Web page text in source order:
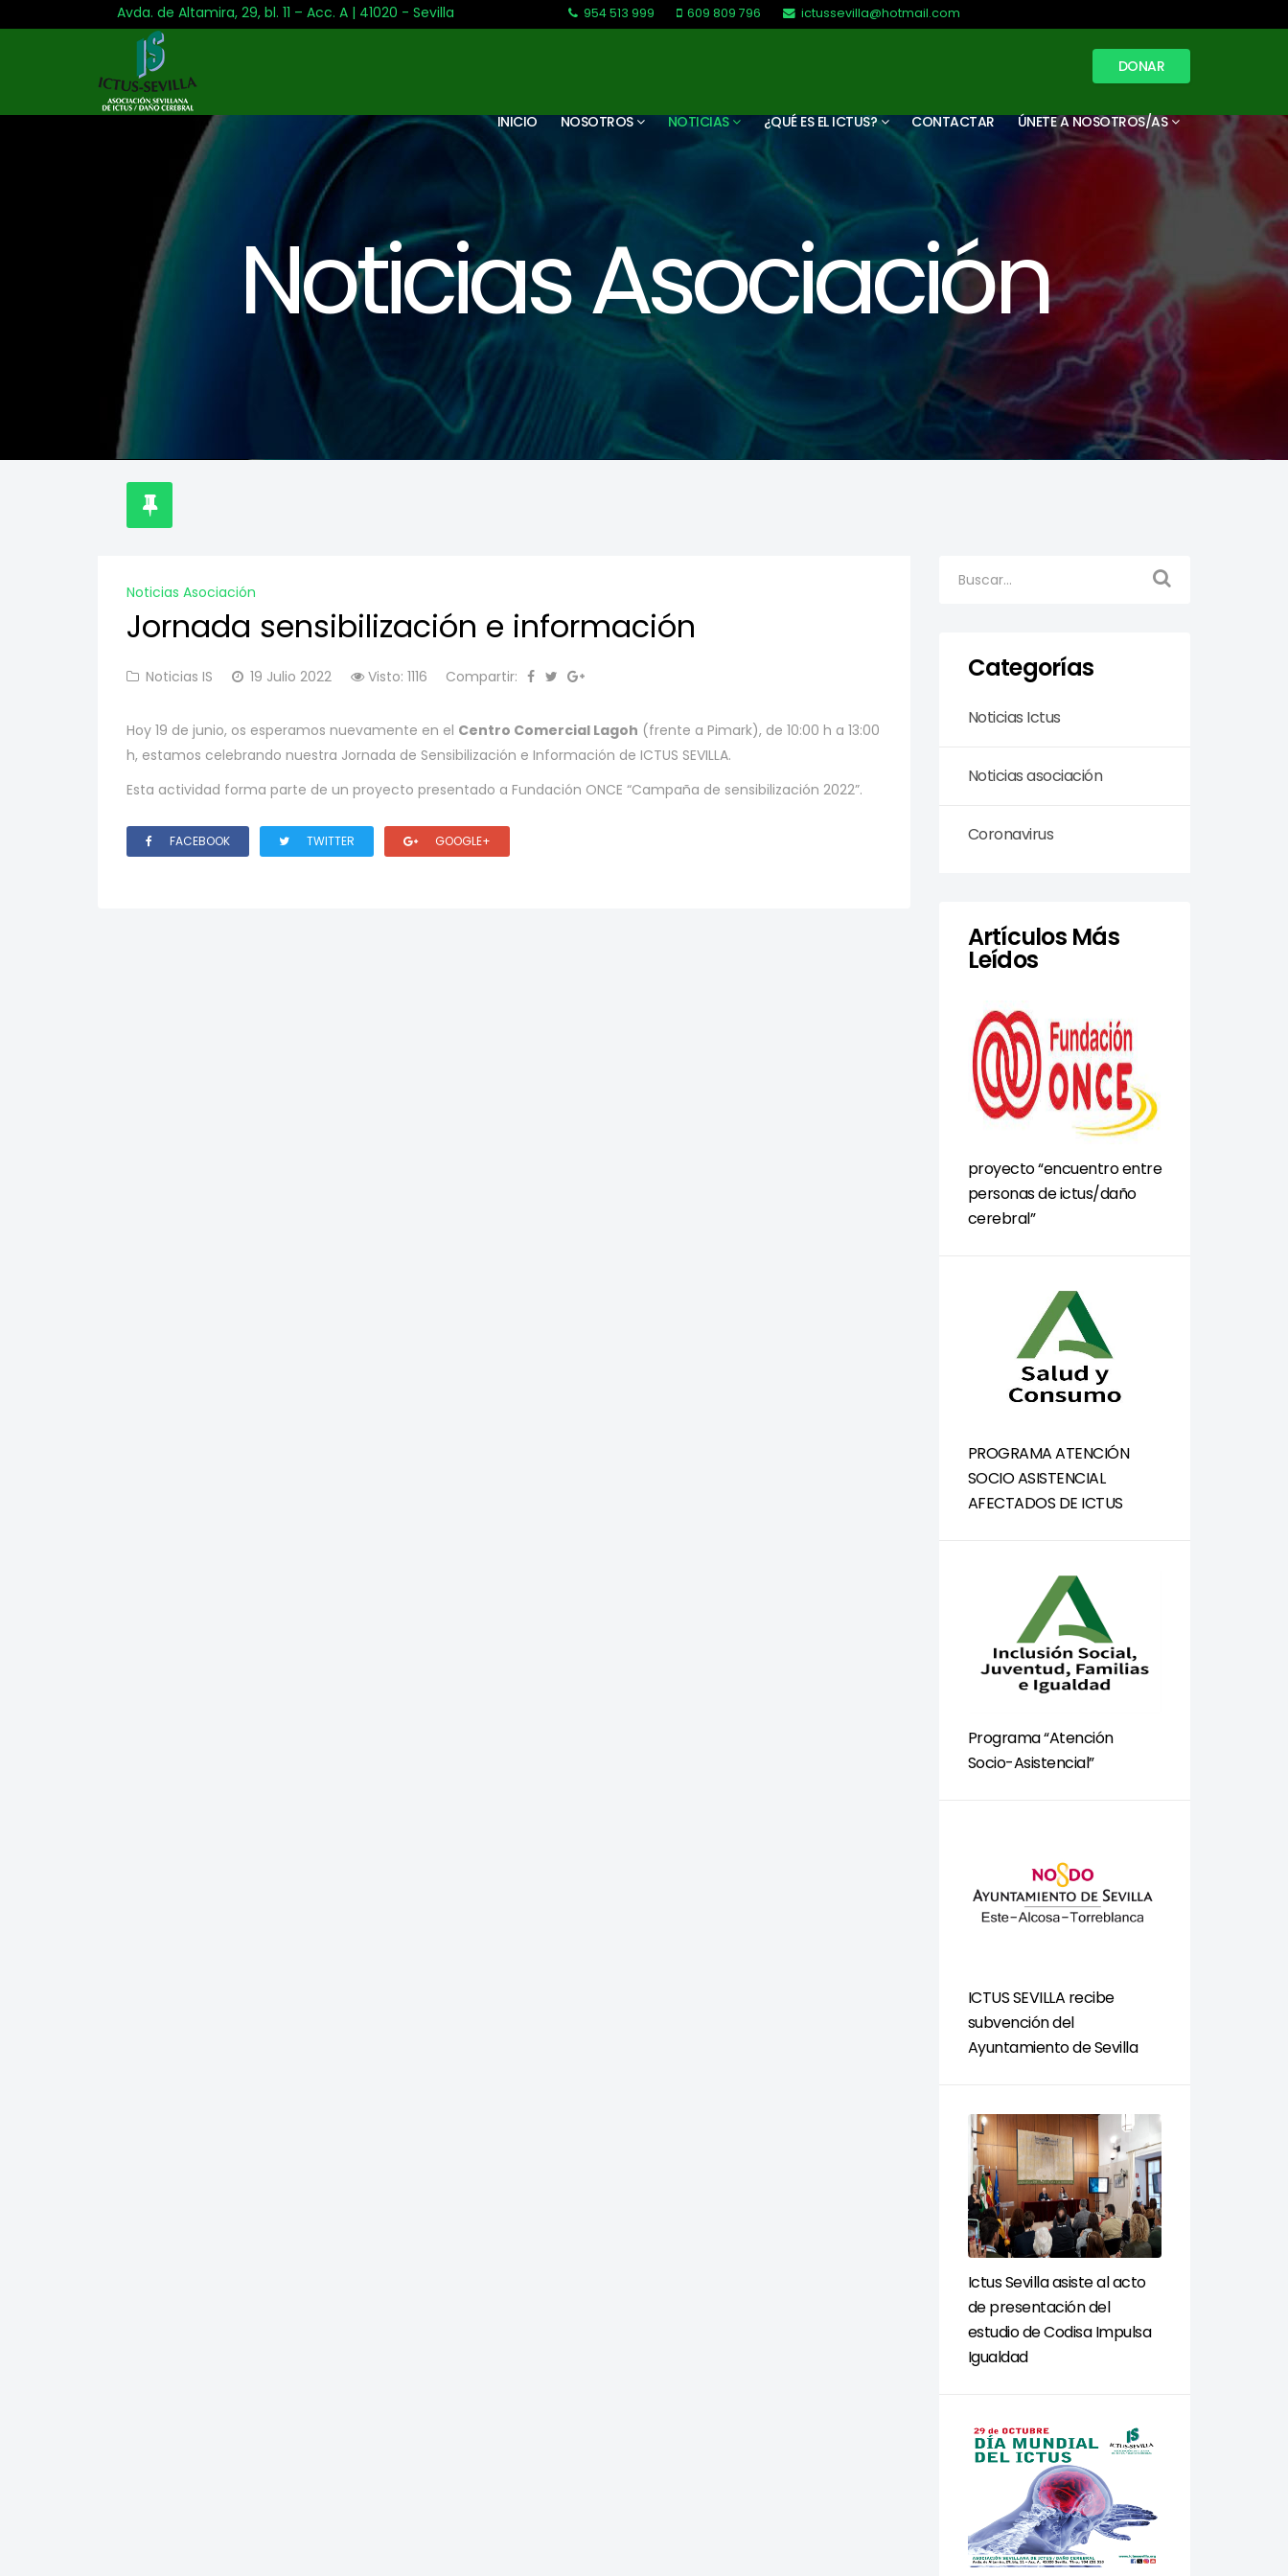
Avda. de Altamira, 29, bl. 11 – Acc. A | 41020 - Sevilla 954 513 999 609 809 796
ictussevilla@hotmail.com
DONAR
INICIO NOSOTROS NOTICIAS ¿QUÉ ES EL ICTUS? CONTACTAR ÚNETE A NOSOTROS/AS
Noticias Asociación
Noticias Asociación
Jornada sensibilización e información
Noticias IS 19 Julio 2022 Visto: 1116 Compartir:
Hoy 19 de junio, os esperamos nuevamente en el Centro Comercial Lagoh (frente a Pimark), de 10:00 h a 13:00
h, estamos celebrando nuestra Jornada de Sensibilización e Información de ICTUS SEVILLA.
Esta actividad forma parte de un proyecto presentado a Fundación ONCE “Campaña de sensibilización 2022”.
FACEBOOK TWITTER GOOGLE+
Categorías
Noticias Ictus
Noticias asociación
Coronavirus
Artículos Más
Leídos
proyecto “encuentro entre
personas de ictus/daño
cerebral”
PROGRAMA ATENCIÓN
SOCIO ASISTENCIAL
AFECTADOS DE ICTUS
Programa “Atención
Socio-Asistencial”
ICTUS SEVILLA recibe
subvención del
Ayuntamiento de Sevilla
Ictus Sevilla asiste al acto
de presentación del
estudio de Codisa Impulsa
Igualdad